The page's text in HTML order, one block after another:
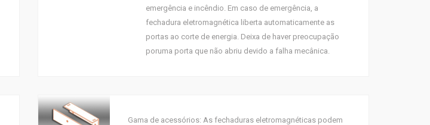
emergência e incêndio. Em caso de emergência, a
fechadura eletromagnética liberta automaticamente as
portas ao corte de energia. Deixa de haver preocupação
poruma porta que não abriu devido a falha mecânica.
Gama de acessórios: As fechaduras eletromagnéticas podem